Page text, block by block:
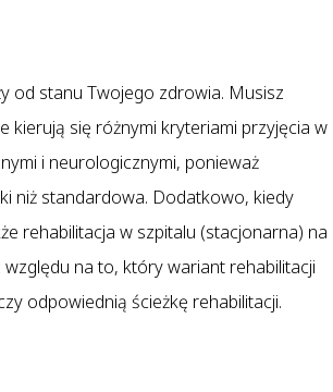
od stanu Twojego zdrowia. Musisz
kierują się różnymi kryteriami przyjęcia w
i neurologicznymi, ponieważ
niż standardowa. Dodatkowo, kiedy
rehabilitacja w szpitalu (stacjonarna) na
na to, który wariant rehabilitacji
odpowiednią ścieżkę rehabilitacji.